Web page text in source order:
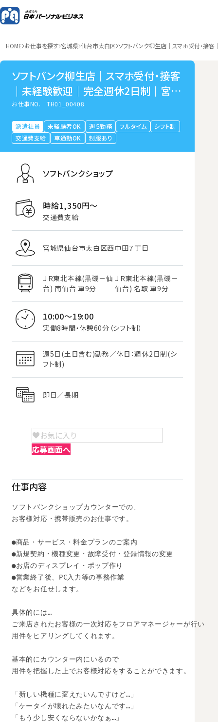
HOME お仕事を探す 宮城県 仙台市太白区 ソフトバンク柳生店｜スマホ受付・接
ソフトバンク柳生店｜スマホ受付・接客
｜未経験歓迎｜完全週休2日制｜宮城
県仙台市太白区
お仕事NO.TH01_00408
派遣社員 未経験者OK 週５勤務 フルタイム
シフト制
交通費支給
車通勤OK 制服あり
ソフトバンクショップ
時給1,350円〜
交通費支給
宮城県仙台市太白区西中田７丁目
ＪＲ東北本線(黒磯－仙
台) 南仙台 車9分
ＪＲ東北本線(黒磯－
仙台) 名取 車9分
10:00～19:00
実働8時間・休憩60分（シフト制）
週5日(土日含む)勤務／休日：週休2日制(シ
フト制)
即日／長期
お気に入り
応募画面へ
仕事内容
ソフトバンクショップカウンターでの、
お客様対応・携帯販売のお仕事です。
●商品・サービス・料金プランのご案内
●新規契約・機種変更・故障受付・登録情報の変更
●お店のディスプレイ・ポップ作り
●営業終了後、PC入力等の事務作業
などをお任せします。
具体的には…
ご来店されたお客様の一次対応をフロアマネージャーが行い
用件をヒアリングしてくれます。
基本的にカウンター内にいるので
用件を把握した上でお客様対応をすることができます。
「新しい機種に変えたいんですけど…」
「ケータイが壊れたみたいなんです…」
「もう少し安くならないかなぁ…」